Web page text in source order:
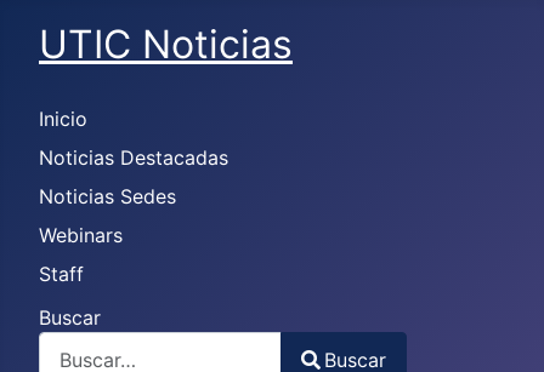
UTIC Noticias
Inicio
Noticias Destacadas
Noticias Sedes
Webinars
Staff
Buscar
Buscar